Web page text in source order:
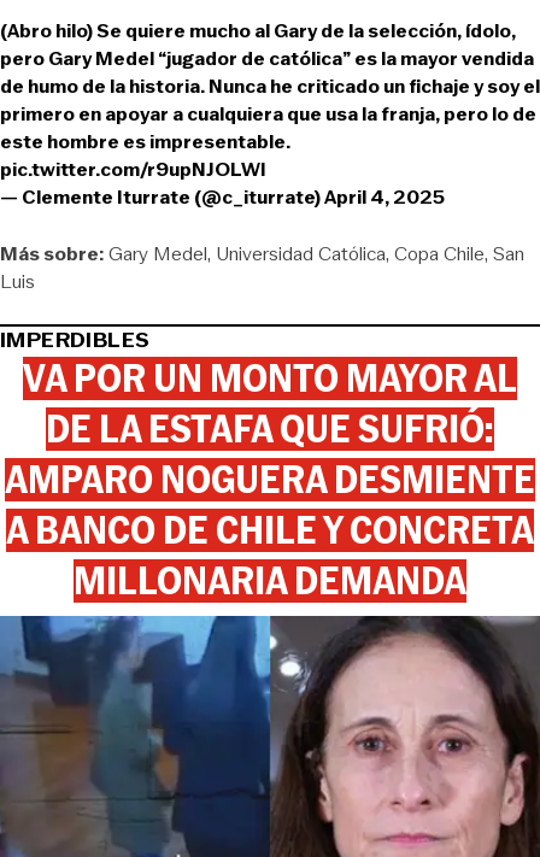
(Abro hilo) Se quiere mucho al Gary de la selección, ídolo,
pero Gary Medel “jugador de católica” es la mayor vendida
de humo de la historia. Nunca he criticado un fichaje y soy el
primero en apoyar a cualquiera que usa la franja, pero lo de
este hombre es impresentable.
pic.twitter.com/r9upNJOLWl
— Clemente Iturrate (@c_iturrate)April 4, 2025
Más sobre:Gary Medel Universidad Católica Copa Chile San
Luis
IMPERDIBLES
VA POR UN MONTO MAYOR AL
DE LA ESTAFA QUE SUFRIÓ:
AMPARO NOGUERA DESMIENTE
A BANCO DE CHILE Y CONCRETA
MILLONARIA DEMANDA